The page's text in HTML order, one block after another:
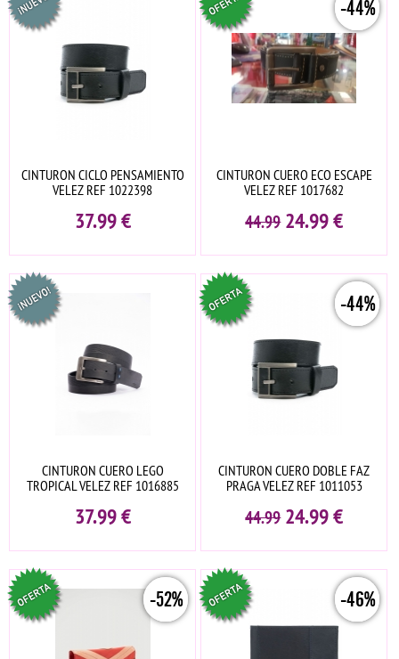
CINTURON CICLO PENSAMIENTO
VELEZ REF 1022398
37.99€
-44%
CINTURON CUERO ECO ESCAPE
VELEZ REF 1017682
44.99 24.99€
CINTURON CUERO LEGO
TROPICAL VELEZ REF 1016885
37.99€
-44%
CINTURON CUERO DOBLE FAZ
PRAGA VELEZ REF 1011053
44.99 24.99€
-52% -46%